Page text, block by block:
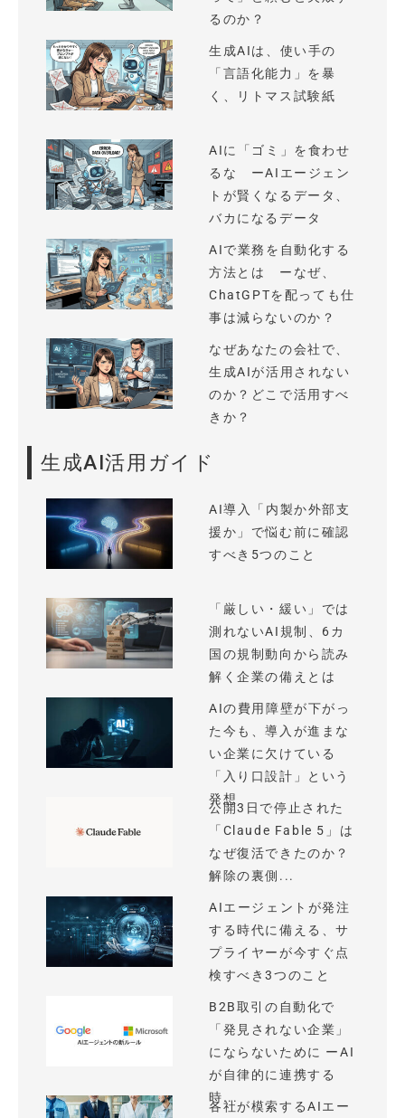
るのか？
生成AIは、使い手の
「言語化能力」を暴
く、リトマス試験紙
AIに「ゴミ」を食わせ
るな ーAIエージェン
トが賢くなるデータ、
バカになるデータ
AIで業務を自動化する
方法とは ーなぜ、
ChatGPTを配っても仕
事は減らないのか？
なぜあなたの会社で、
生成AIが活用されない
のか？どこで活用すべ
きか？
生成AI活用ガイド
AI導入「内製か外部支
援か」で悩む前に確認
すべき5つのこと
「厳しい・緩い」では
測れないAI規制、6カ
国の規制動向から読み
解く企業の備えとは
AIの費用障壁が下がっ
た今も、導入が進まな
い企業に欠けている
「入り口設計」という
発想
公開3日で停止された
「Claude Fable 5」は
なぜ復活できたのか？
解除の裏側...
AIエージェントが発注
する時代に備える、サ
プライヤーが今すぐ点
検すべき3つのこと
B2B取引の自動化で
「発見されない企業」
にならないために ーAI
が自律的に連携する
時...
各社が模索するAIエー